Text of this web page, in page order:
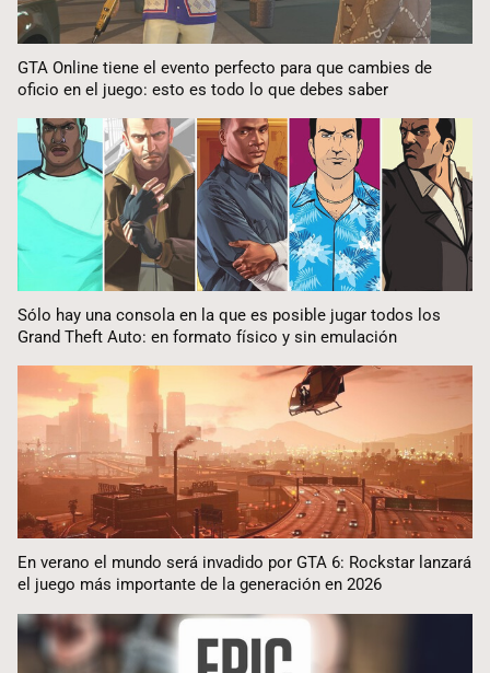
GTA Online tiene el evento perfecto para que cambies de
oficio en el juego: esto es todo lo que debes saber
Sólo hay una consola en la que es posible jugar todos los
Grand Theft Auto: en formato físico y sin emulación
En verano el mundo será invadido por GTA 6: Rockstar lanzará
el juego más importante de la generación en 2026